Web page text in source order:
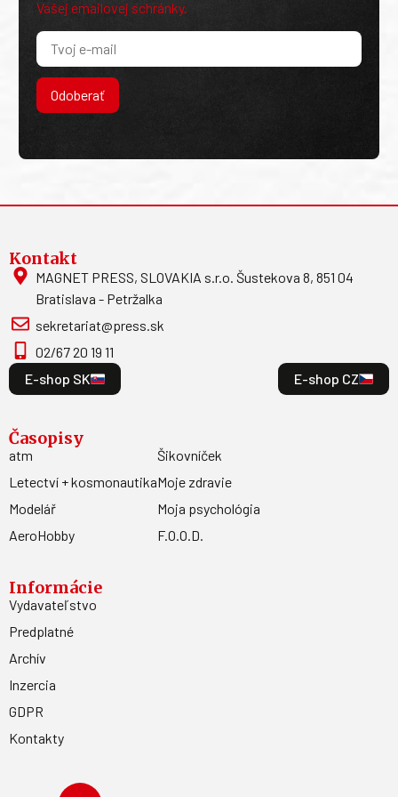
Vašej emailovej schránky.
Odoberať
Kontakt
MAGNET PRESS, SLOVAKIA s.r.o. Šustekova 8, 851 04
Bratislava - Petržalka
sekretariat@press.sk
02/67 20 19 11
E-shop SK
E-shop CZ
Časopisy
atm
Letectví + kosmonautika
Modelář
AeroHobby
Šikovníček
Moje zdravie
Moja psychológia
F.O.O.D.
Informácie
Vydavateľstvo
Predplatné
Archív
Inzercia
GDPR
Kontakty